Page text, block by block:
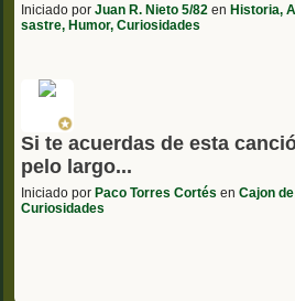
Iniciado por Juan R. Nieto 5/82 en Historia,
sastre, Humor, Curiosidades
Si te acuerdas de esta
pelo largo...
Iniciado por Paco Torres Cortés en Cajon
Curiosidades